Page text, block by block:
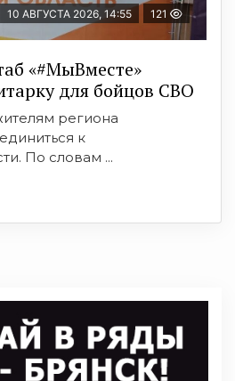
10 АВГУСТА 2026, 14:55 121
«#МыВместе»
для бойцов СВО
региона
к
По словам ...